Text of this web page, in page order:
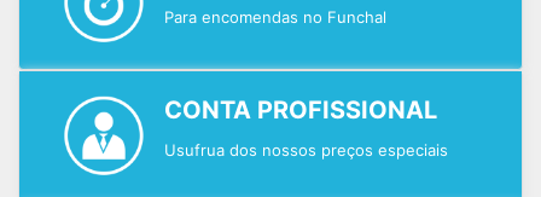
Para encomendas no Funchal
CONTA PROFISSIONAL
Usufrua dos nossos preços especiais